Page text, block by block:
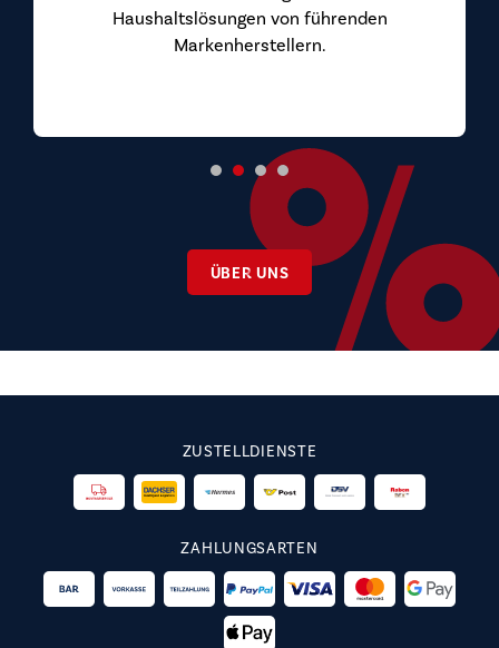
Haushaltslösungen von führenden
Markenherstellern.
ÜBER UNS
ZUSTELLDIENSTE
ZAHLUNGSARTEN